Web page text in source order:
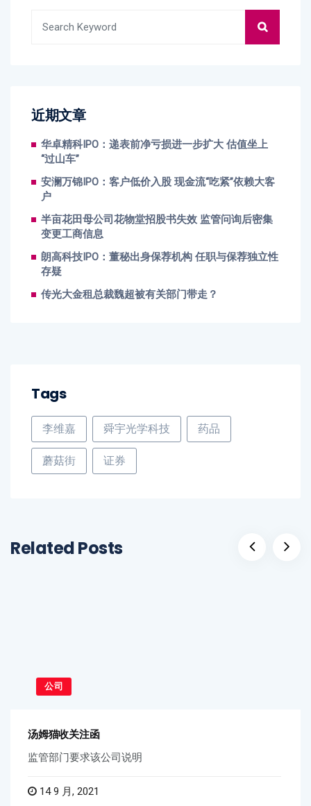
近期文章
华卓精科IPO：递表前净亏损进一步扩大 估值坐上
“过山车”
安澜万锦IPO：客户低价入股 现金流“吃紧”依赖大客
户
半亩花田母公司花物堂招股书失效 监管问询后密集
变更工商信息
朗高科技IPO：董秘出身保荐机构 任职与保荐独立性
存疑
传光大金租总裁魏超被有关部门带走？
Tags
李维嘉 舜宇光学科技 药品
蘑菇街 证券
Related Posts
公司
汤姆猫收关注函
监管部门要求该公司说明
14 9 月, 2021